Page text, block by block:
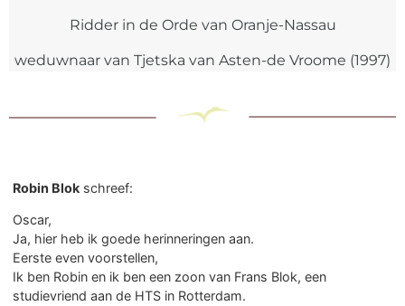
Ridder in de Orde van Oranje-Nassau
weduwnaar van Tjetska van Asten-de Vroome (1997)
Robin Blok schreef:
Oscar,
Ja, hier heb ik goede herinneringen aan.
Eerste even voorstellen,
Ik ben Robin en ik ben een zoon van Frans Blok, een
studievriend aan de HTS in Rotterdam.